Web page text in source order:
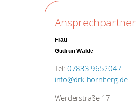
Ansprechpartner
Frau
Gudrun Wälde
Tel: 07833 9652047
info@drk-hornberg.de
Werderstraße 17